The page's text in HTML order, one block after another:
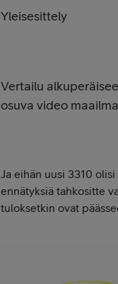
Yleisesittely
Vertailu
osuva video
Ja eihän uusi 3310
ennätyksiä tahkositte
tuloksetkin ovat